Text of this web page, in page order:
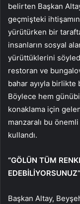
belirten Başkan
geçmişteki
yürütürken bir
insanların sosyal
yürüttüklerini
restoran ve
bahar ayıyla
Böylece hem
konaklama için
manzaralı bu
kullandı.
“GÖLÜN TÜM
EDEBİLİYORSUNUZ”
Başkan Altay,